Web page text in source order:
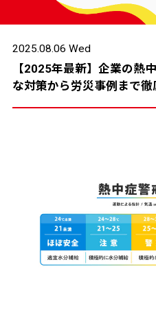
2025.08.06 Wed
【2025年最新】企業の熱
な対策から労災事例まで徹